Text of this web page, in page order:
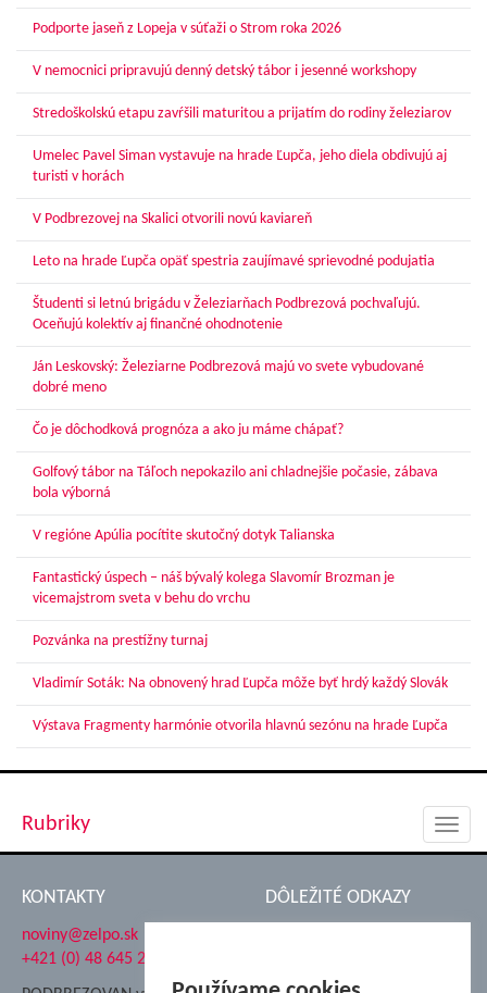
Podporte jaseň z Lopeja v súťaži o Strom roka 2026
V nemocnici pripravujú denný detský tábor i jesenné workshopy
Stredoškolskú etapu zavŕšili maturitou a prijatím do rodiny železiarov
Umelec Pavel Siman vystavuje na hrade Ľupča, jeho diela obdivujú aj
turisti v horách
V Podbrezovej na Skalici otvorili novú kaviareň
Leto na hrade Ľupča opäť spestria zaujímavé sprievodné podujatia
Študenti si letnú brigádu v Železiarňach Podbrezová pochvaľujú.
Oceňujú kolektív aj finančné ohodnotenie
Ján Leskovský: Železiarne Podbrezová majú vo svete vybudované
dobré meno
Čo je dôchodková prognóza a ako ju máme chápať?
Golfový tábor na Táľoch nepokazilo ani chladnejšie počasie, zábava
bola výborná
V regióne Apúlia pocítite skutočný dotyk Talianska
Fantastický úspech – náš bývalý kolega Slavomír Brozman je
vicemajstrom sveta v behu do vrchu
Pozvánka na prestížny turnaj
Vladimír Soták: Na obnovený hrad Ľupča môže byť hrdý každý Slovák
Výstava Fragmenty harmónie otvorila hlavnú sezónu na hrade Ľupča
Rubriky
KONTAKTY
noviny@zelpo.sk
+421 (0) 48 645 2711
DÔLEŽITÉ ODKAZY
Nadácia Železiarne